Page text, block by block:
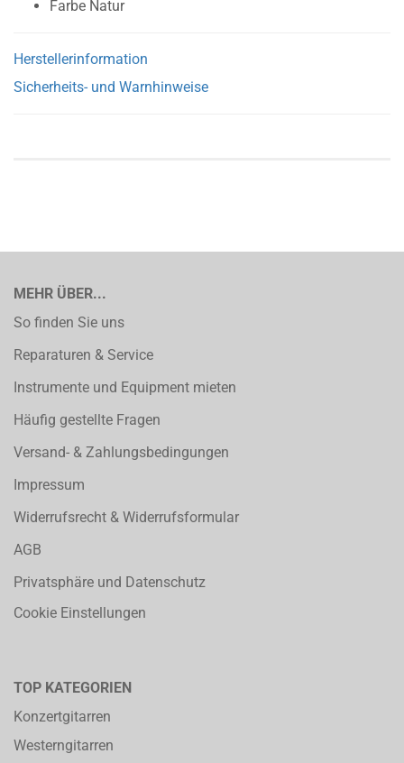
Farbe Natur
Herstellerinformation
Sicherheits- und Warnhinweise
MEHR ÜBER...
So finden Sie uns
Reparaturen & Service
Instrumente und Equipment mieten
Häufig gestellte Fragen
Versand- & Zahlungsbedingungen
Impressum
Widerrufsrecht & Widerrufsformular
AGB
Privatsphäre und Datenschutz
Cookie Einstellungen
TOP KATEGORIEN
Konzertgitarren
Westerngitarren